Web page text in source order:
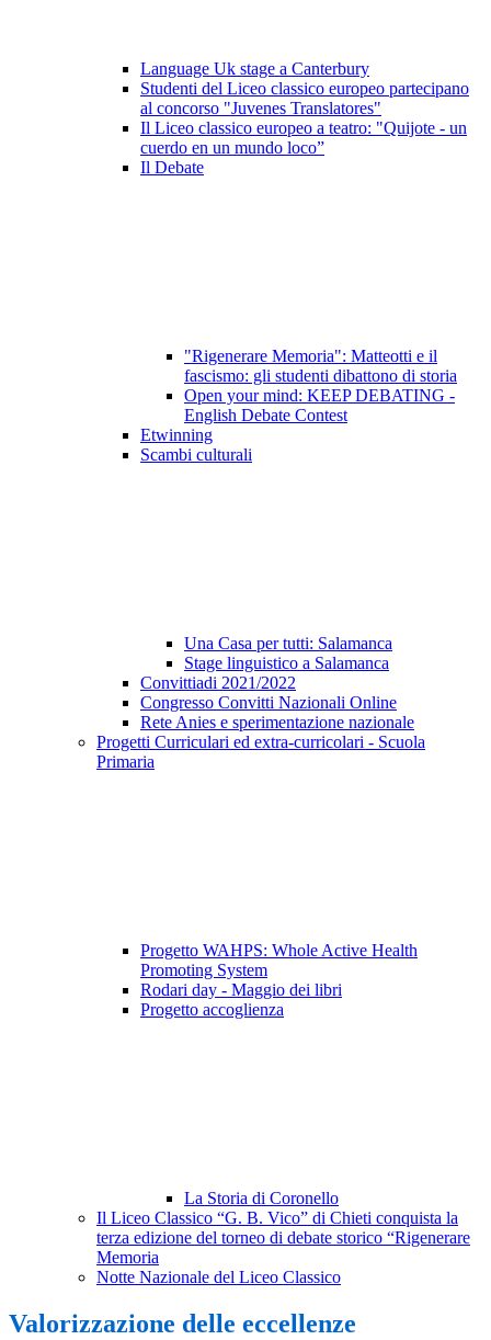
Language Uk stage a Canterbury
Studenti del Liceo classico europeo partecipano
al concorso "Juvenes Translatores"
Il Liceo classico europeo a teatro: "Quijote - un
cuerdo en un mundo loco”
Il Debate
"Rigenerare Memoria": Matteotti e il
fascismo: gli studenti dibattono di storia
Open your mind: KEEP DEBATING -
English Debate Contest
Etwinning
Scambi culturali
Una Casa per tutti: Salamanca
Stage linguistico a Salamanca
Convittiadi 2021/2022
Congresso Convitti Nazionali Online
Rete Anies e sperimentazione nazionale
Progetti Curriculari ed extra-curricolari - Scuola
Primaria
Progetto WAHPS: Whole Active Health
Promoting System
Rodari day - Maggio dei libri
Progetto accoglienza
La Storia di Coronello
Il Liceo Classico “G. B. Vico” di Chieti conquista la
terza edizione del torneo di debate storico “Rigenerare
Memoria
Notte Nazionale del Liceo Classico
Valorizzazione delle eccellenze